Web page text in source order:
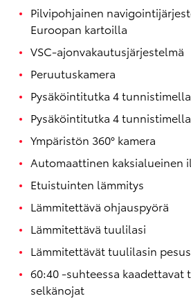
Pilvipohjainen
Euroopan kartoilla
VSC-ajonvakautusjärjestelmä
Peruutuskamera
Pysäköintitutka 4
Pysäköintitutka 4
Ympäristön 360° kamera
Automaattinen kaksialueinen
Etuistuinten lämmitys
Lämmitettävä ohjauspyörä
Lämmitettävä tuulilasi
Lämmitettävät tuulilasin
60:40 -suhteessa kaadettavat
selkänojat